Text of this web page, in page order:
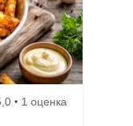
• 1 оценка